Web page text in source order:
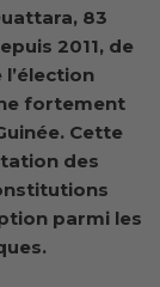
83
2011, de
fortement
Cette
des
parmi les